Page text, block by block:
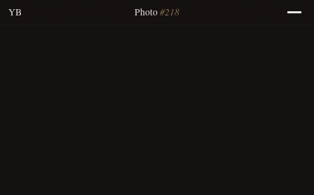
YB Photo#218